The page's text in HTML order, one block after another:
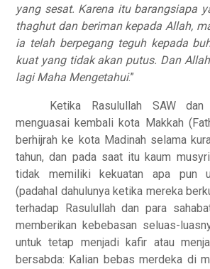
yang sesat. Karena itu barangsiapa
thaghut dan beriman kepada Allah,
ia telah berpegang teguh kepada
kuat yang tidak akan putus. Dan
lagi Maha Mengetahui.”
Ketika Rasulullah SAW dan
menguasai kembali kota Makkah
berhijrah ke kota Madinah selama
tahun, dan pada saat itu kaum
tidak memiliki kekuatan apa pun
(padahal dahulunya ketika mereka
terhadap Rasulullah dan para
memberikan kebebasan seluas-
untuk tetap menjadi kafir atau
bersabda: Kalian bebas merdeka di